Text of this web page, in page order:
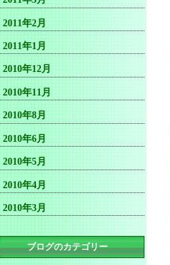
2011年2月
2011年1月
2010年12月
2010年11月
2010年8月
2010年6月
2010年5月
2010年4月
2010年3月
ブログのカテゴリー